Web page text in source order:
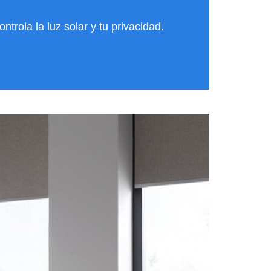
la luz solar y tu privacidad.